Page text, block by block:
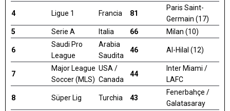
4 Ligue 1 Francia 81
Paris Saint-
Germain (17)
5
Serie A Italia 66 Milan (10)
6
Saudi Pro
League
Arabia
Saudita
46 Al-Hilal (12)
7
Major League
Soccer (MLS)
USA /
Canada
44
Inter Miami /
LAFC
8 Süper Lig Turchia 43
Fenerbahçe /
Galatasaray